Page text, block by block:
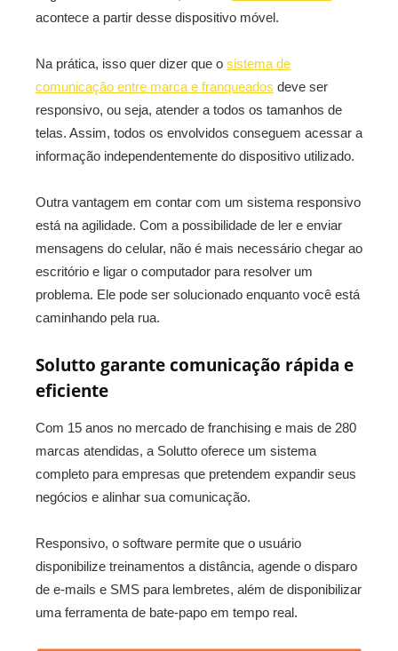
acontece a partir desse dispositivo móvel.
Na prática, isso quer dizer que o sistema de
comunicação entre marca e franqueados deve ser
responsivo, ou seja, atender a todos os tamanhos de
telas. Assim, todos os envolvidos conseguem acessar a
informação independentemente do dispositivo utilizado.
Outra vantagem em contar com um sistema responsivo
está na agilidade. Com a possibilidade de ler e enviar
mensagens do celular, não é mais necessário chegar ao
escritório e ligar o computador para resolver um
problema. Ele pode ser solucionado enquanto você está
caminhando pela rua.
Solutto garante comunicação rápida e
eficiente
Com 15 anos no mercado de franchising e mais de 280
marcas atendidas, a Solutto oferece um sistema
completo para empresas que pretendem expandir seus
negócios e alinhar sua comunicação.
Responsivo, o software permite que o usuário
disponibilize treinamentos a distância, agende o disparo
de e-mails e SMS para lembretes, além de disponibilizar
uma ferramenta de bate-papo em tempo real.